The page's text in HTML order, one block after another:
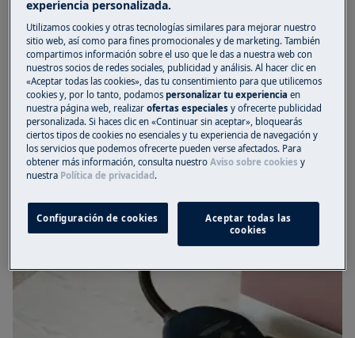
Accesorios
experiencia personalizada.
Utilizamos cookies y otras tecnologías similares para mejorar nuestro
sitio web, así como para fines promocionales y de marketing. También
compartimos información sobre el uso que le das a nuestra web con
nuestros socios de redes sociales, publicidad y análisis. Al hacer clic en
«Aceptar todas las cookies», das tu consentimiento para que utilicemos
cookies y, por lo tanto, podamospersonalizar tu experienciaen
nuestra página web, realizarofertas especiales y ofrecerte publicidad
personalizada. Si haces clic en «Continuar sin aceptar», bloquearás
ciertos tipos de cookies no esenciales y tu experiencia de navegación y
los servicios que podemos ofrecerte pueden verse afectados. Para
obtener más información, consulta nuestroAviso sobre cookies y
nuestra Política de privacidad .
Configuración de cookies
Aceptar todas las
cookies